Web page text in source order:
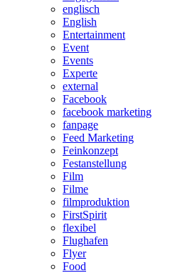
englisch
English
Entertainment
Event
Events
Experte
external
Facebook
facebook marketing
fanpage
Feed Marketing
Feinkonzept
Festanstellung
Film
Filme
filmproduktion
FirstSpirit
flexibel
Flughafen
Flyer
Food